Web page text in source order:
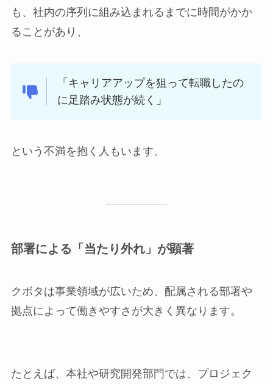
も、社内の序列に組み込まれるまでに時間がかか
ることがあり、
「キャリアアップを狙って転職したの
に足踏み状態が続く」
という不満を抱く人もいます。
部署による「当たり外れ」が顕著
クボタは事業領域が広いため、配属される部署や
拠点によって働きやすさが大きく異なります。
たとえば、本社や研究開発部門では、プロジェク